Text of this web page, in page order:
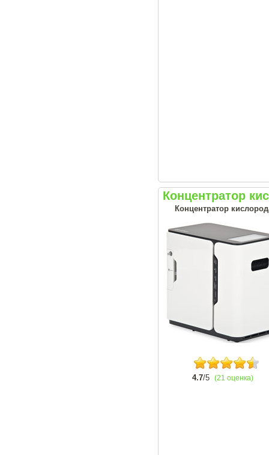
Концентратор
Концентратор
4.7/5 (21 оценка)